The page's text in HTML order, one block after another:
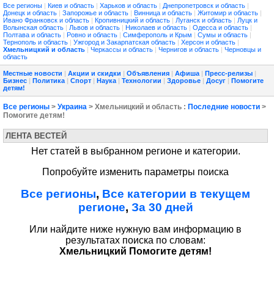
Все регионы | Киев и область | Харьков и область | Днепропетровск и область |
Донецк и область | Запорожье и область | Винница и область | Житомир и область |
Ивано Франковск и область | Кропивницкий и область | Луганск и область | Луцк и
Волынская область | Львов и область | Николаев и область | Одесса и область |
Полтава и область | Ровно и область | Симферополь и Крым | Сумы и область |
Тернополь и область | Ужгород и Закарпатская область | Херсон и область |
Хмельницкий и область | Черкассы и область | Чернигов и область | Черновцы и
область
Местные новости | Акции и скидки | Объявления | Афиша | Пресс-релизы |
Бизнес | Политика | Спорт | Наука | Технологии | Здоровье | Досуг | Помогите
детям!
Все регионы > Украина > Хмельницкий и область : Последние новости >
Помогите детям!
ЛЕНТА ВЕСТЕЙ
Нет статей в выбранном регионе и категории.
Попробуйте изменить параметры поиска
Все регионы, Все категории в текущем
регионе, За 30 дней
Или найдите ниже нужную вам информацию в
результатах поиска по словам:
Хмельницкий Помогите детям!